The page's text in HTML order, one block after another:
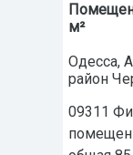
м²
Одесса,
район
09311